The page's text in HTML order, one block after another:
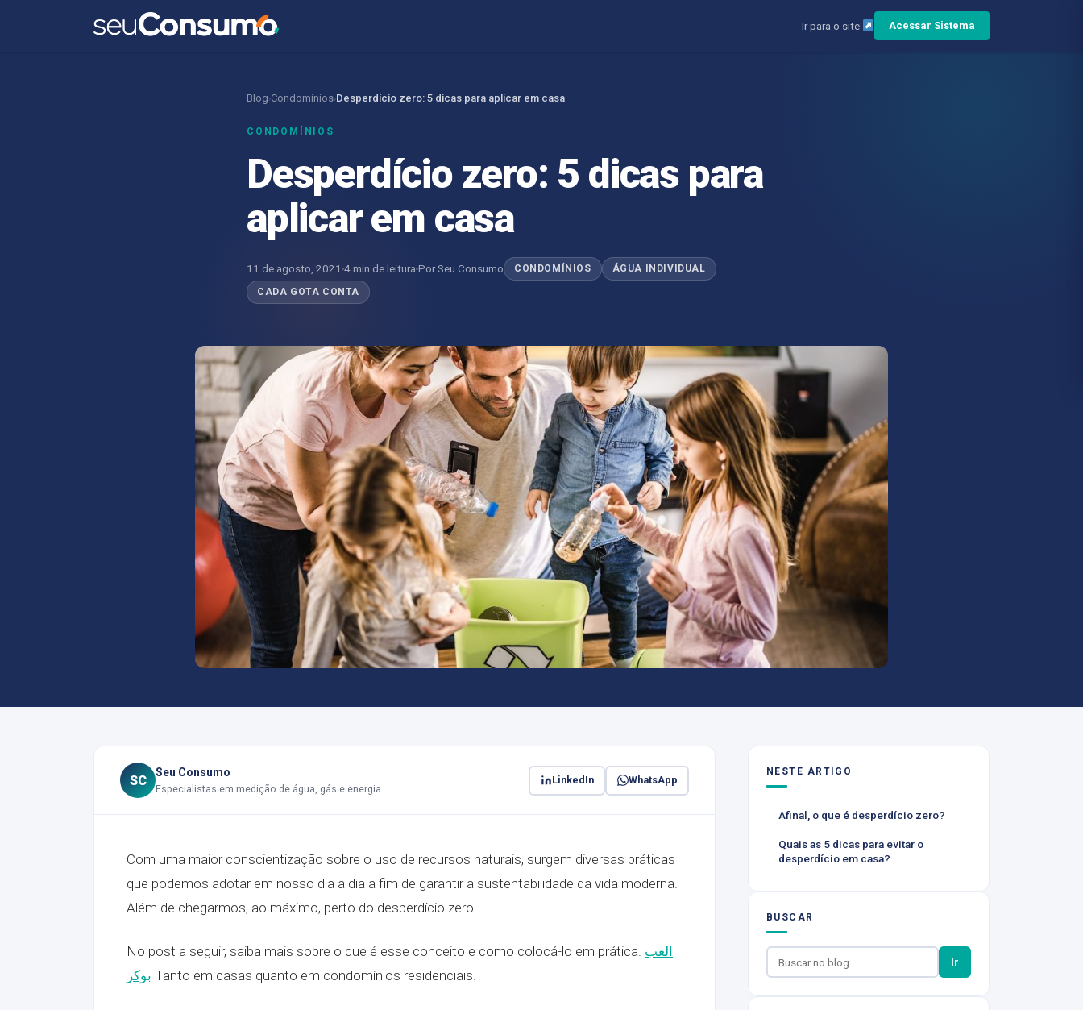
Ir para o site Acessar Sistema
Blog›Condomínios›Desperdício zero: 5 dicas para aplicar em casa
CONDOMÍNIOS
Desperdício zero: 5 dicas para
aplicar em casa
11 de agosto, 2021 4 min de leitura Por Seu Consumo CONDOMÍNIOS ÁGUA INDIVIDUAL
CADA GOTA CONTA
SC
Seu Consumo
Especialistas em medição de água, gás e energia
LinkedIn WhatsApp
Com uma maior conscientização sobre o uso de recursos naturais, surgem diversas práticas
que podemos adotar em nosso dia a dia a fim de garantir a sustentabilidade da vida moderna.
Além de chegarmos, ao máximo, perto do desperdício zero.
No post a seguir, saiba mais sobre o que é esse conceito e como colocá-lo em prática. العب
بوكر Tanto em casas quanto em condomínios residenciais.
NESTE ARTIGO
Afinal, o que é desperdício zero?
Quais as 5 dicas para evitar o
desperdício em casa?
BUSCAR
Ir